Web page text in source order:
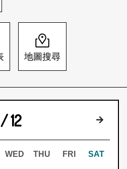
登入/註冊
地圖搜尋
/ 12 下個月
WED THU FRI SAT